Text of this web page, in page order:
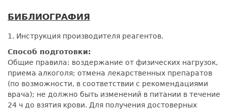
БИБЛИОГРАФИЯ
1. Инструкция производителя реагентов.
Способ подготовки:
Общие правила: воздержание от физических нагрузок,
приема алкоголя; отмена лекарственных препаратов
(по возможности, в соответствии с рекомендациями
врача); не должно быть изменений в питании в течение
24 ч до взятия крови. Для получения достоверных